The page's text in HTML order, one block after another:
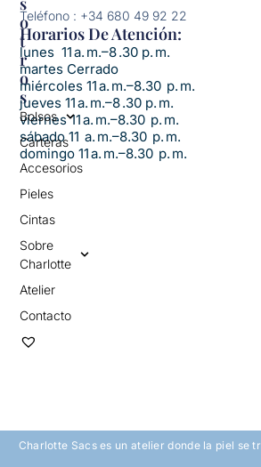
O
T
R
O
S
Bolsos
Carteras
Accesorios
Pieles
Cintas
Sobre
Charlotte
Atelier
Contacto
Teléfono : +34 680 49 92 22
Horarios De Atención:​
lunes 11 a. m.–8 .30 p. m.
martes Cerrado
miércoles 11 a. m.–8.30 p. m.
jueves 11 a. m.–8 .30 p. m.
viernes 11 a. m.–8.30 p. m.
sábado 11 a. m.–8.30 p. m.
domingo 11 a. m.–8.30 p. m.
Charlotte Sacs es un atelier donde la piel se